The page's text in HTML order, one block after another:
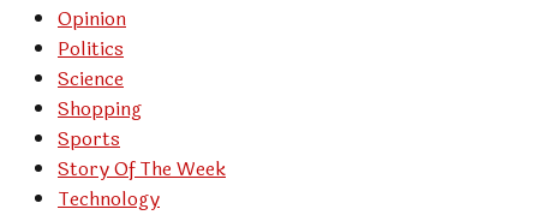
Opinion
Politics
Science
Shopping
Sports
Story Of The Week
Technology